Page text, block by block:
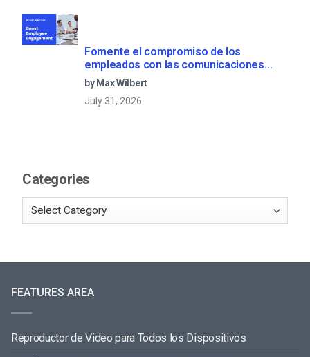
Fomente el compromiso de los
empleados con las comunicaciones
corporativas en directo
by Max Wilbert
July 31, 2026
Categories
FEATURES AREA
Reproductor de Video para Todos los Dispositivos